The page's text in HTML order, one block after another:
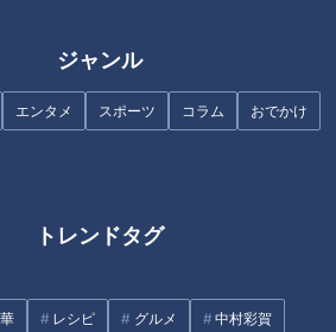
ジャンル
エンタメ スポーツ コラム おでかけ
トレンドタグ
レシピ グルメ 中村彩賀
の日
ュー
編
ィラも満喫！